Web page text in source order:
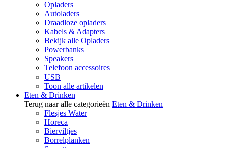
Opladers
Autoladers
Draadloze opladers
Kabels & Adapters
Bekijk alle Opladers
Powerbanks
Speakers
Telefoon accessoires
USB
Toon alle artikelen
Eten & Drinken
Terug naar alle categorieën Eten & Drinken
Flesjes Water
Horeca
Bierviltjes
Borrelplanken